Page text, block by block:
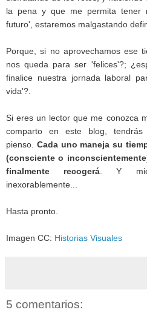
la pena y que me permita tener
futuro', estaremos malgastando
Porque, si no aprovechamos ese
nos queda para ser 'felices'?;
finalice nuestra jornada laboral
vida'?.
Si eres un lector que me conozca
comparto en este blog,
pienso. Cada uno maneja su
(consciente o
finalmente recogerá. Y
inexorablemente...
Hasta pronto.
Imagen CC: Historias Visuales
5 comentarios: